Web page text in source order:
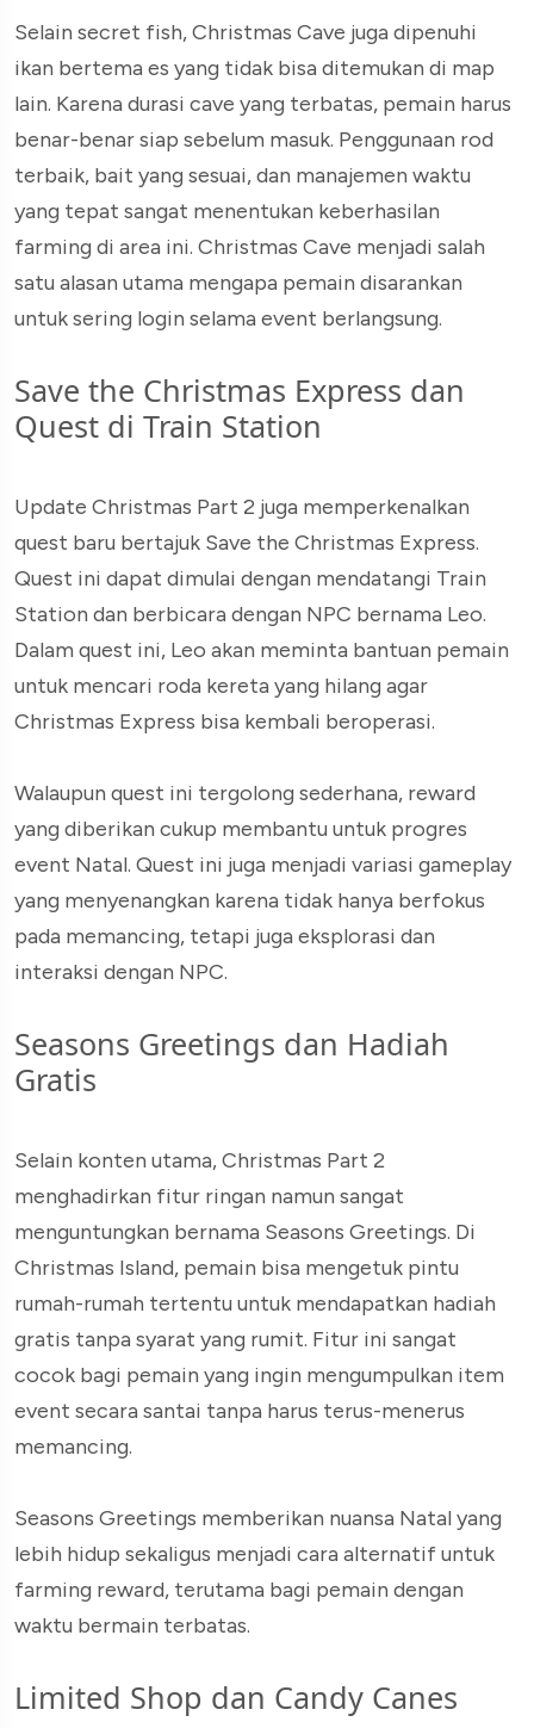
Selain secret fish, Christmas Cave juga dipenuhi
ikan bertema es yang tidak bisa ditemukan di map
lain. Karena durasi cave yang terbatas, pemain harus
benar-benar siap sebelum masuk. Penggunaan rod
terbaik, bait yang sesuai, dan manajemen waktu
yang tepat sangat menentukan keberhasilan
farming di area ini. Christmas Cave menjadi salah
satu alasan utama mengapa pemain disarankan
untuk sering login selama event berlangsung.
Save the Christmas Express dan
Quest di Train Station
Update Christmas Part 2 juga memperkenalkan
quest baru bertajuk Save the Christmas Express.
Quest ini dapat dimulai dengan mendatangi Train
Station dan berbicara dengan NPC bernama Leo.
Dalam quest ini, Leo akan meminta bantuan pemain
untuk mencari roda kereta yang hilang agar
Christmas Express bisa kembali beroperasi.
Walaupun quest ini tergolong sederhana, reward
yang diberikan cukup membantu untuk progres
event Natal. Quest ini juga menjadi variasi gameplay
yang menyenangkan karena tidak hanya berfokus
pada memancing, tetapi juga eksplorasi dan
interaksi dengan NPC.
Seasons Greetings dan Hadiah
Gratis
Selain konten utama, Christmas Part 2
menghadirkan fitur ringan namun sangat
menguntungkan bernama Seasons Greetings. Di
Christmas Island, pemain bisa mengetuk pintu
rumah-rumah tertentu untuk mendapatkan hadiah
gratis tanpa syarat yang rumit. Fitur ini sangat
cocok bagi pemain yang ingin mengumpulkan item
event secara santai tanpa harus terus-menerus
memancing.
Seasons Greetings memberikan nuansa Natal yang
lebih hidup sekaligus menjadi cara alternatif untuk
farming reward, terutama bagi pemain dengan
waktu bermain terbatas.
Limited Shop dan Candy Canes